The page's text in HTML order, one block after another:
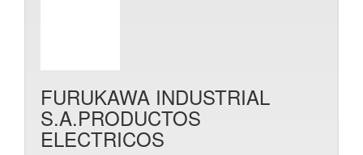
FURUKAWA INDUSTRIAL
S.A.PRODUCTOS
ELECTRICOS